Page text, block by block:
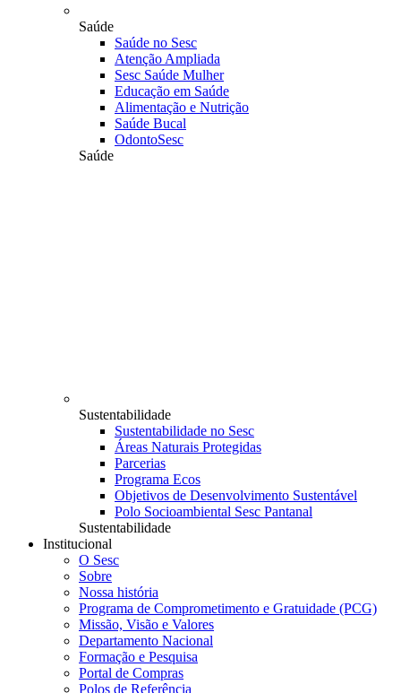
Saúde
Saúde no Sesc
Atenção Ampliada
Sesc Saúde Mulher
Educação em Saúde
Alimentação e Nutrição
Saúde Bucal
OdontoSesc
Saúde
Sustentabilidade
Sustentabilidade no Sesc
Áreas Naturais Protegidas
Parcerias
Programa Ecos
Objetivos de Desenvolvimento Sustentável
Polo Socioambiental Sesc Pantanal
Sustentabilidade
Institucional
O Sesc
Sobre
Nossa história
Programa de Comprometimento e Gratuidade (PCG)
Missão, Visão e Valores
Departamento Nacional
Formação e Pesquisa
Portal de Compras
Polos de Referência